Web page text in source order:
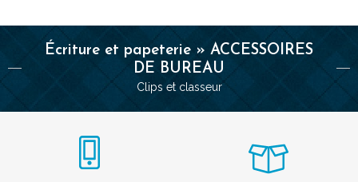
Écriture et papeterie » ACCESSOIRES
DE BUREAU
Clips et classeur